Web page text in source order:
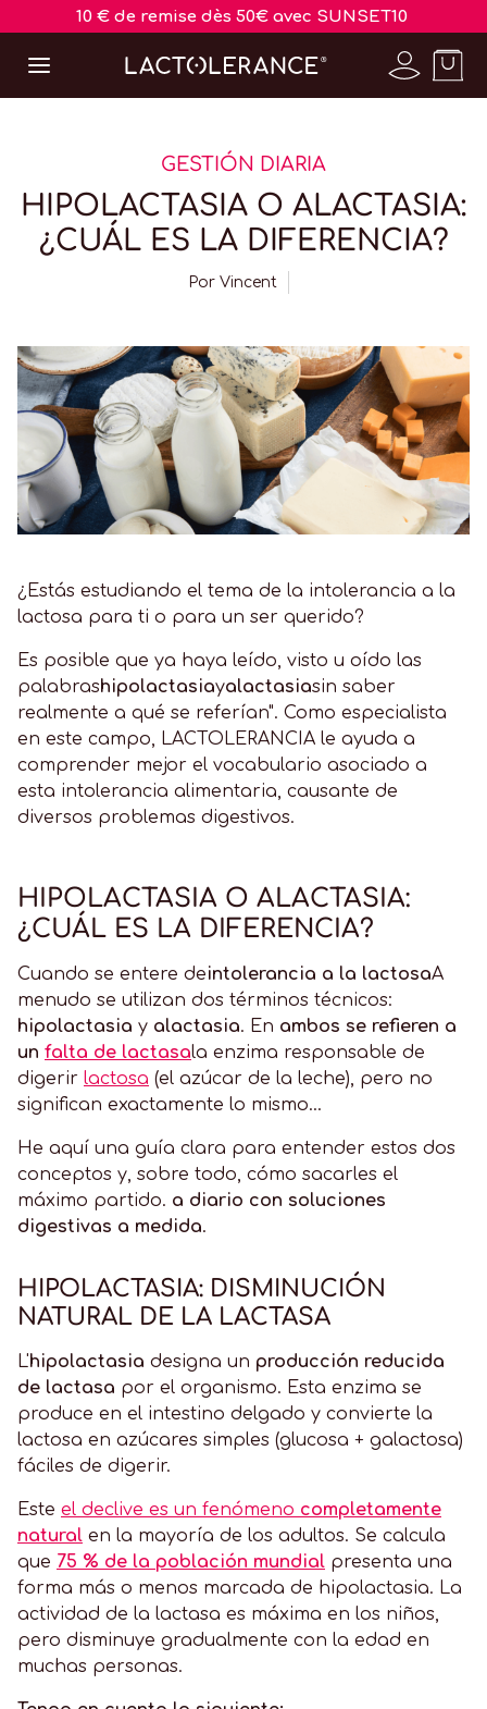
10 € de remise dès 50€ avec SUNSET10
GESTIÓN DIARIA
HIPOLACTASIA O ALACTASIA:
¿CUÁL ES LA DIFERENCIA?
Por Vincent
¿Estás estudiando el tema de la intolerancia a la
lactosa para ti o para un ser querido?
Es posible que ya haya leído, visto u oído las
palabrashipolactasiayalactasiasin saber
realmente a qué se referían". Como especialista
en este campo, LACTOLERANCIA le ayuda a
comprender mejor el vocabulario asociado a
esta intolerancia alimentaria, causante de
diversos problemas digestivos.
HIPOLACTASIA O ALACTASIA:
¿CUÁL ES LA DIFERENCIA?
Cuando se entere deintolerancia a la lactosaA
menudo se utilizan dos términos técnicos:
hipolactasia y alactasia. En ambos se refieren a
un falta de lactasala enzima responsable de
digerir lactosa (el azúcar de la leche), pero no
significan exactamente lo mismo...
He aquí una guía clara para entender estos dos
conceptos y, sobre todo, cómo sacarles el
máximo partido. a diario con soluciones
digestivas a medida.
HIPOLACTASIA: DISMINUCIÓN
NATURAL DE LA LACTASA
L'hipolactasia designa un producción reducida
de lactasa por el organismo. Esta enzima se
produce en el intestino delgado y convierte la
lactosa en azúcares simples (glucosa + galactosa)
fáciles de digerir.
Este el declive es un fenómeno completamente
natural en la mayoría de los adultos. Se calcula
que 75 % de la población mundial presenta una
forma más o menos marcada de hipolactasia. La
actividad de la lactasa es máxima en los niños,
pero disminuye gradualmente con la edad en
muchas personas.